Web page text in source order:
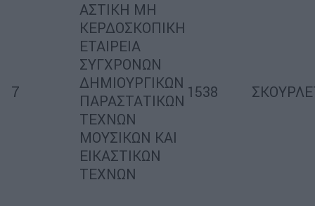
7
ΑΣΤΙΚΗ ΜΗ
ΚΕΡΔΟΣΚΟΠΙΚΗ
ΕΤΑΙΡΕΙΑ
ΣΥΓΧΡΟΝΩΝ
ΔΗΜΙΟΥΡΓΙΚΩΝ
ΠΑΡΑΣΤΑΤΙΚΩΝ
ΤΕΧΝΩΝ
ΜΟΥΣΙΚΩΝ ΚΑΙ
ΕΙΚΑΣΤΙΚΩΝ
ΤΕΧΝΩΝ
1538